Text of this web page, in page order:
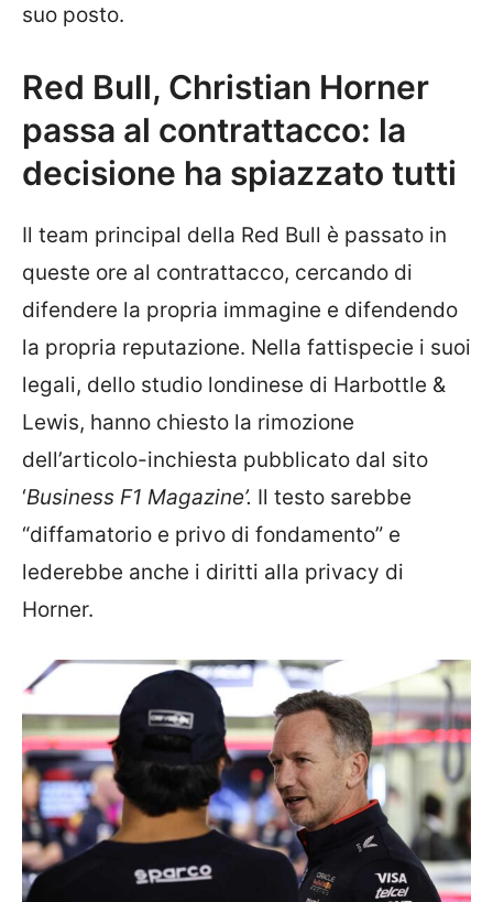
suo posto.
Red Bull, Christian Horner
passa al contrattacco: la
decisione ha spiazzato tutti
Il team principal della Red Bull è passato in
queste ore al contrattacco, cercando di
difendere la propria immagine e difendendo
la propria reputazione. Nella fattispecie i suoi
legali, dello studio londinese di Harbottle &
Lewis, hanno chiesto la rimozione
dell’articolo-inchiesta pubblicato dal sito
‘Business F1 Magazine’. Il testo sarebbe
“diffamatorio e privo di fondamento” e
lederebbe anche i diritti alla privacy di
Horner.